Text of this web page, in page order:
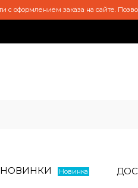
с оформлением заказа на сайте.
НОВИНКИ Новинка